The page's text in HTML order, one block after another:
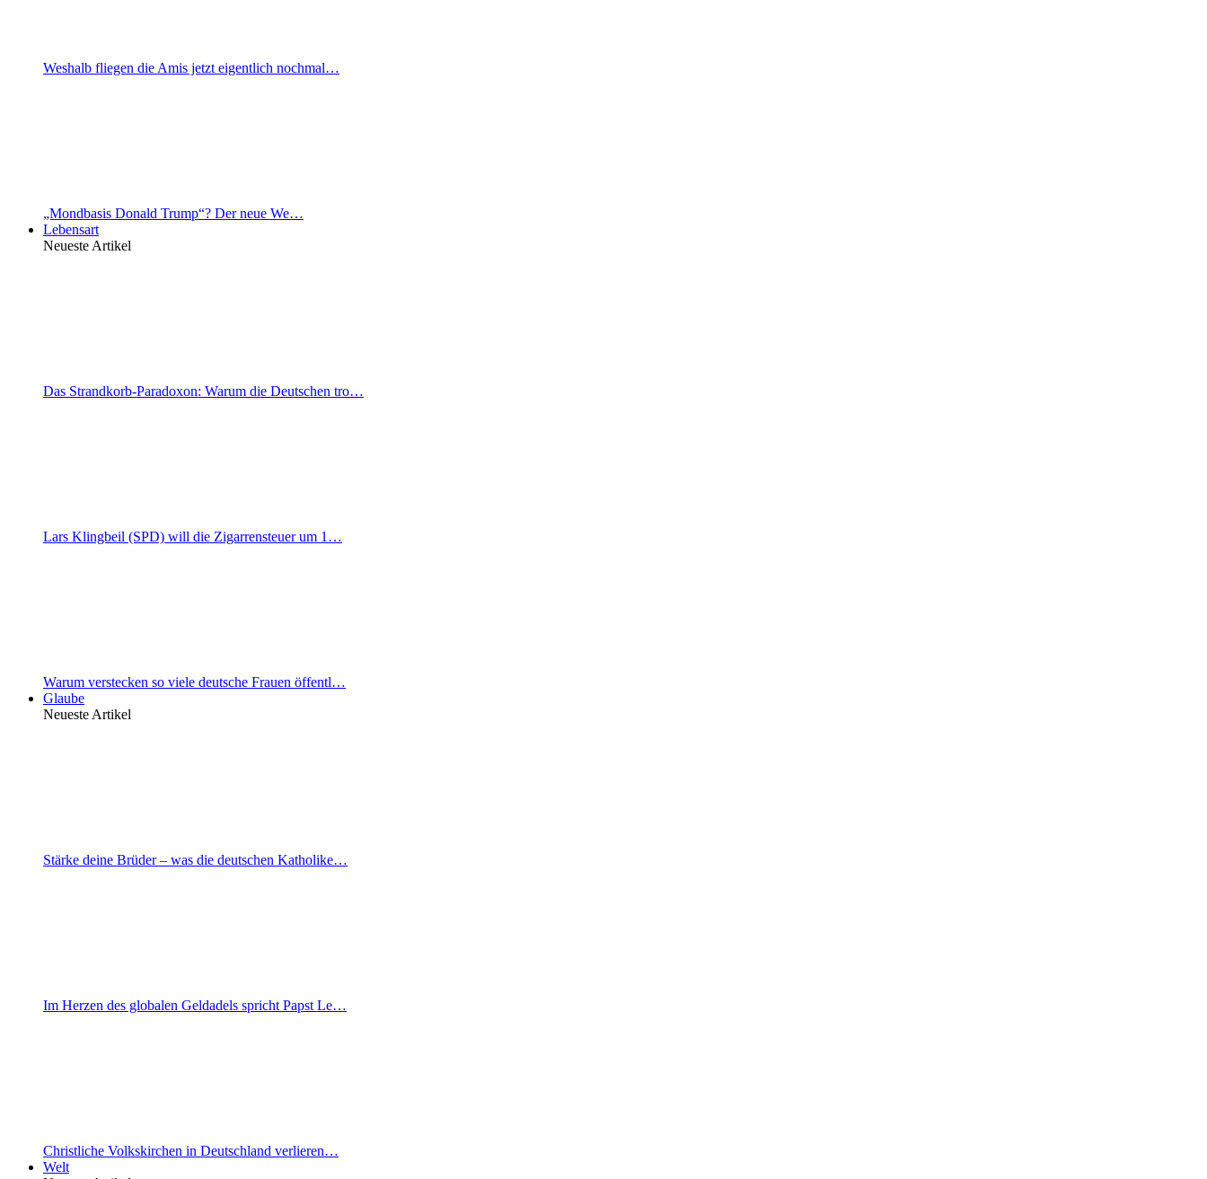
Weshalb fliegen die Amis jetzt eigentlich nochmal…
„Mondbasis Donald Trump“? Der neue We…
Lebensart
Neueste Artikel
Das Strandkorb-Paradoxon: Warum die Deutschen tro…
Lars Klingbeil (SPD) will die Zigarrensteuer um 1…
Warum verstecken so viele deutsche Frauen öffentl…
Glaube
Neueste Artikel
Stärke deine Brüder – was die deutschen Katholike…
Im Herzen des globalen Geldadels spricht Papst Le…
Christliche Volkskirchen in Deutschland verlieren…
Welt